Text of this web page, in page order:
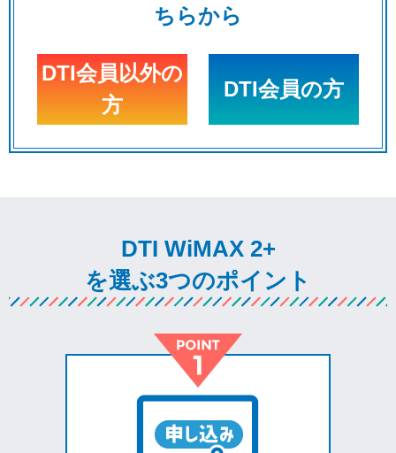
ちらから
DTI会員以外の
方
DTI会員の方
DTI WiMAX 2+
を選ぶ3つのポイント